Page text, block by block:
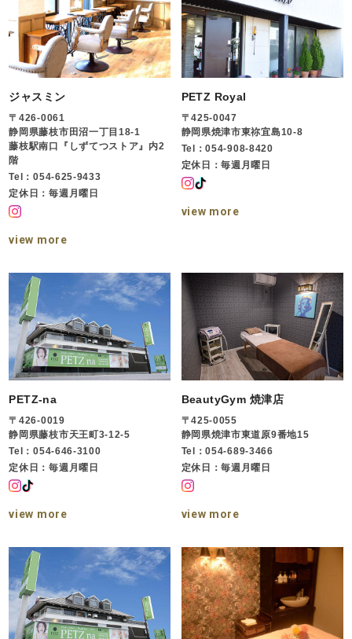
ジャスミン
〒426-0061
静岡県藤枝市田沼一丁目18-1
藤枝駅南口『しずてつストア』内2
階
Tel：054-625-9433
定休日：毎週月曜日
view more
PETZ Royal
〒425-0047
静岡県焼津市東祢宜島10-8
Tel：054-908-8420
定休日：毎週月曜日
view more
PETZ-na
〒426-0019
静岡県藤枝市天王町3-12-5
Tel：054-646-3100
定休日：毎週月曜日
view more
BeautyGym 焼津店
〒425-0055
静岡県焼津市東道原9番地15
Tel：054-689-3466
定休日：毎週月曜日
view more